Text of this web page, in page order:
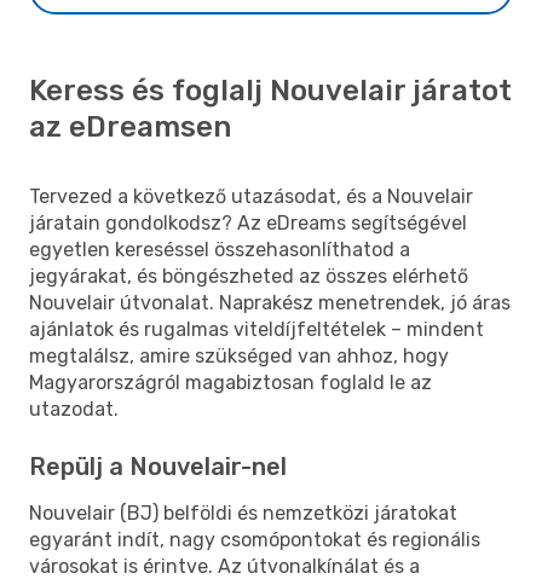
Keress és foglalj Nouvelair járatot
az eDreamsen
Tervezed a következő utazásodat, és a Nouvelair
járatain gondolkodsz? Az eDreams segítségével
egyetlen kereséssel összehasonlíthatod a
jegyárakat, és böngészheted az összes elérhető
Nouvelair útvonalat. Naprakész menetrendek, jó áras
ajánlatok és rugalmas viteldíjfeltételek – mindent
megtalálsz, amire szükséged van ahhoz, hogy
Magyarországról magabiztosan foglald le az
utazodat.
Repülj a Nouvelair-nel
Nouvelair (BJ) belföldi és nemzetközi járatokat
egyaránt indít, nagy csomópontokat és regionális
városokat is érintve. Az útvonalkínálat és a